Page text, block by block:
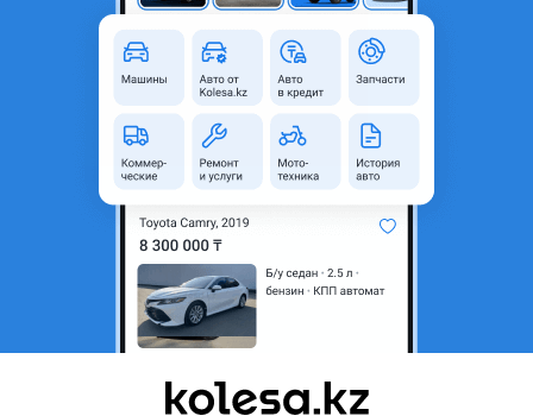
Запчасти на грузовые авто любые марки запчасти для т. О двигателей и трансмиссии ходовая часть Николай ОТПРАВКА В РЕГИОНЫ
Фильтра volvo fh 4 euro 5 euro 6